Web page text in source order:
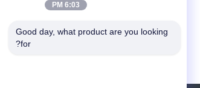
6:03 PM
Good day, what product are you looking
for?